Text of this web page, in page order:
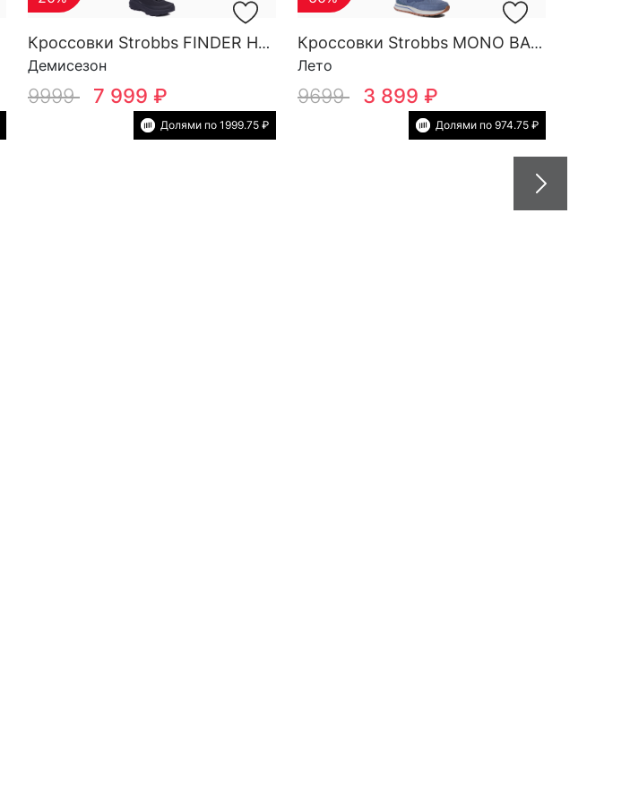
Кроссовки Strobbs FINDER HG M 3788-2
Демисезон
9999 7 999 ₽
Долями по 1999.75 ₽
Кроссовки Strobbs MONO BASE W 7552-5
Лето
9699 3 899 ₽
Долями по 974.75 ₽